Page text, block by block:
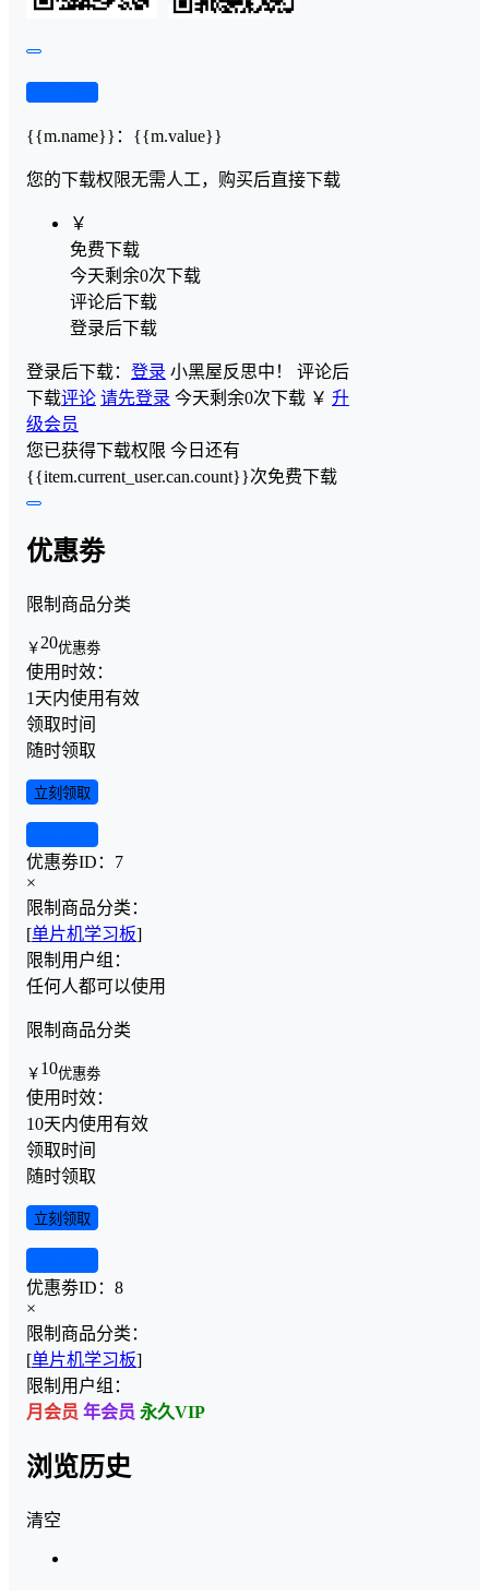
{{m.name}} ： {{m.value}}
您的下载权限无需人工，购买后直接下载
￥
免费下载
今天剩余0次下载
评论后下载
登录后下载
登录后下载： 登录 小黑屋反思中！ 评论后
下载评论 请先登录 今天剩余0次下载 ￥ 升
级会员
您已获得下载权限 今日还有
{{item.current_user.can.count}}次免费下载
优惠劵
限制商品分类
￥ 20优惠劵
使用时效：
1天内使用有效
领取时间
随时领取
立刻领取
优惠劵ID： 7
×
限制商品分类：
[单片机学习板]
限制用户组：
任何人都可以使用
限制商品分类
￥ 10优惠劵
使用时效：
10天内使用有效
领取时间
随时领取
立刻领取
优惠劵ID： 8
×
限制商品分类：
[单片机学习板]
限制用户组：
月会员 年会员 永久VIP
浏览历史
清空